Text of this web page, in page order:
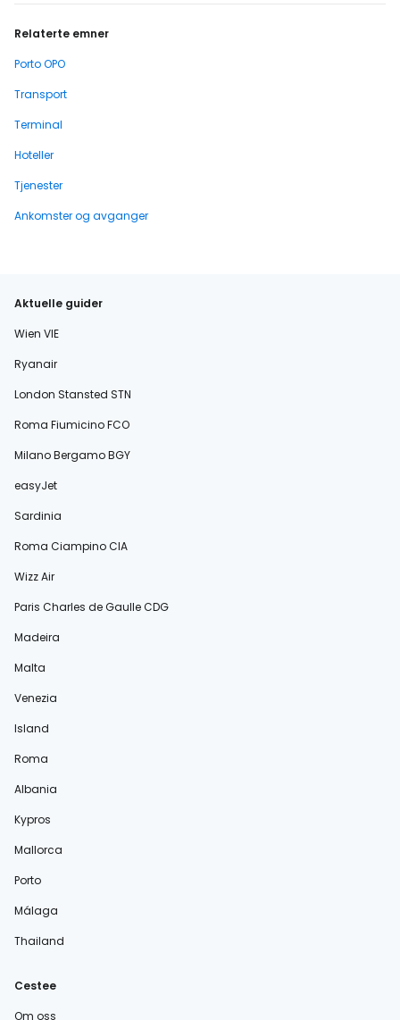
Relaterte emner
Porto OPO
Transport
Terminal
Hoteller
Tjenester
Ankomster og avganger
Aktuelle guider
Wien VIE
Ryanair
London Stansted STN
Roma Fiumicino FCO
Milano Bergamo BGY
easyJet
Sardinia
Roma Ciampino CIA
Wizz Air
Paris Charles de Gaulle CDG
Madeira
Malta
Venezia
Island
Roma
Albania
Kypros
Mallorca
Porto
Málaga
Thailand
Cestee
Om oss